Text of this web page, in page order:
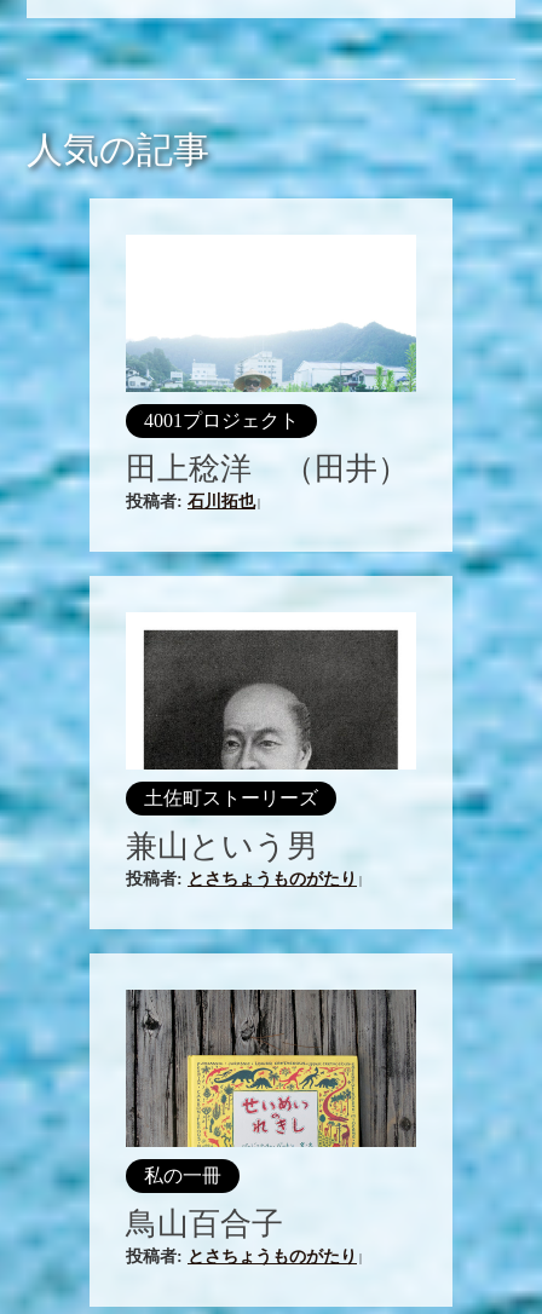
人気の記事
4001プロジェクト
田上稔洋 （田井）
投稿者: 石川拓也|
土佐町ストーリーズ
兼山という男
投稿者: とさちょうものがたり
私の一冊
鳥山百合子
投稿者: とさちょうものがたり